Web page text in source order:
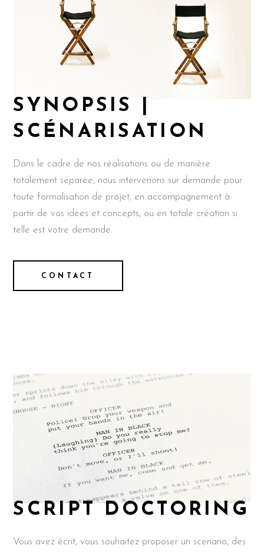
SYNOPSIS |
SCÉNARISATION
Dans le cadre de nos réalisations ou de manière
totalement séparée, nous intervenons sur demande pour
toute formalisation de projet, en accompagnement à
partir de vos idées et concepts, ou en totale création si
telle est votre demande.
CONTACT
SCRIPT DOCTORING
Vous avez écrit, vous souhaitez proposer un scenario, des